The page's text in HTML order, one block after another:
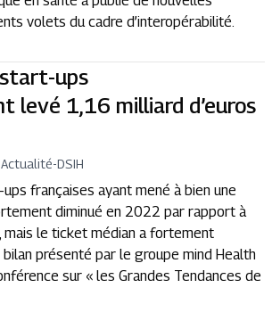
volets du cadre d’interopérabilité.
ups
levé 1,16 milliard d’euros
Actualité-DSIH
françaises ayant mené à bien une
diminué en 2022 par rapport à
mais le ticket médian a fortement
présenté par le groupe mind Health
sur « les Grandes Tendances de